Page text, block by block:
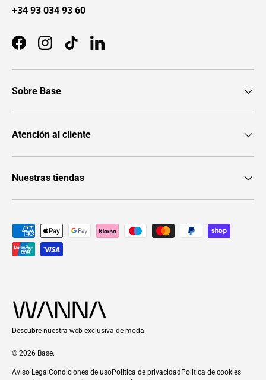
+34 93 034 93 60
FacebookInstagramTikTokLinkedIn
Sobre Base
Atención al cliente
Nuestras tiendas
Formas de pago aceptadas
Descubre nuestra web exclusiva de moda
© 2026 Base.
Aviso Legal Condiciones de usoPolitica de privacidad Política de cookies